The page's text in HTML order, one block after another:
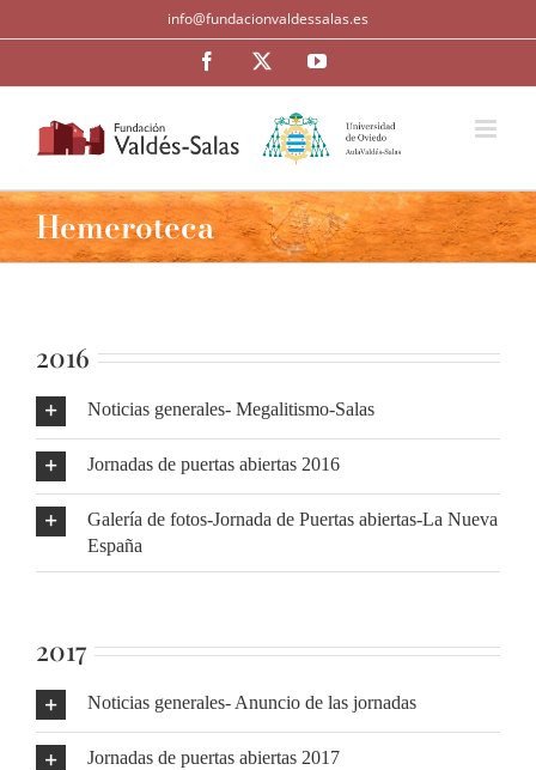
al
info@fundacionvaldessalas.es
FacebookTwitterYouTube
Hemeroteca
2016
Noticias generales- Megalitismo-Salas
Jornadas de puertas abiertas 2016
Galería de fotos-Jornada de Puertas abiertas-La Nueva
España
2017
Noticias generales- Anuncio de las jornadas
Jornadas de puertas abiertas 2017